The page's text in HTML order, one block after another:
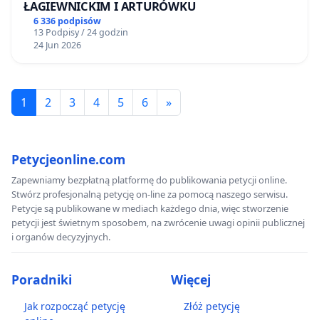
ŁAGIEWNICKIM I ARTURÓWKU
6 336 podpisów
13 Podpisy / 24 godzin
24 Jun 2026
1 2 3 4 5 6 »
Petycjeonline.com
Zapewniamy bezpłatną platformę do publikowania petycji online.
Stwórz profesjonalną petycję on-line za pomocą naszego serwisu.
Petycje są publikowane w mediach każdego dnia, więc stworzenie
petycji jest świetnym sposobem, na zwrócenie uwagi opinii publicznej
i organów decyzyjnych.
Poradniki
Jak rozpocząć petycję
Więcej
Złóż petycję